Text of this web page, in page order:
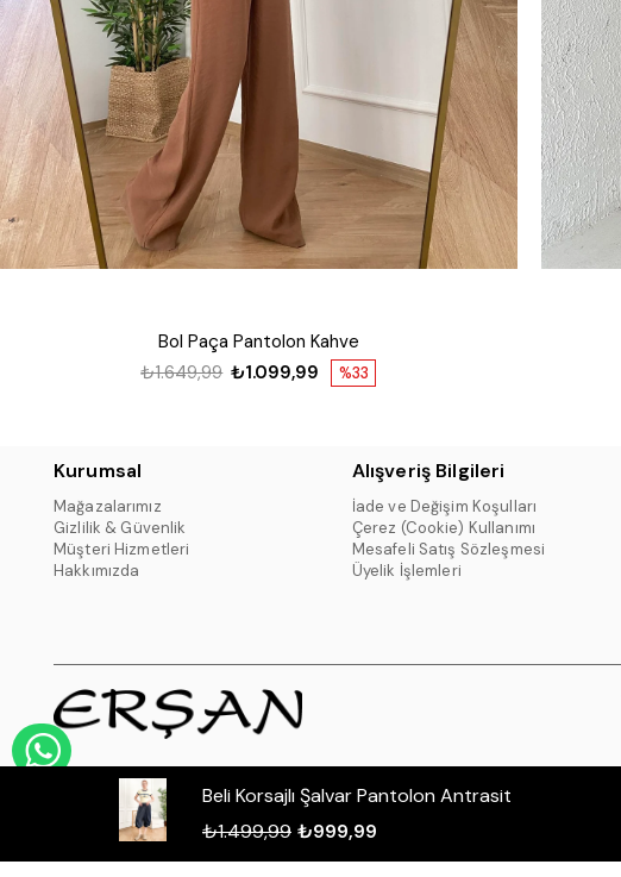
Bol Paça Pantolon Kahve
%33
₺1.099,99
₺1.649,99
Kurumsal
Mağazalarımız
Gizlilik & Güvenlik
Müşteri Hizmetleri
Hakkımızda
Alışveriş Bilgileri
İade ve Değişim Koşulları
Çerez (Cookie) Kullanımı
Mesafeli Satış Sözleşmesi
Üyelik İşlemleri
Beli Korsajlı Şalvar Pantolon Antrasit
₺1.499,99 ₺999,99